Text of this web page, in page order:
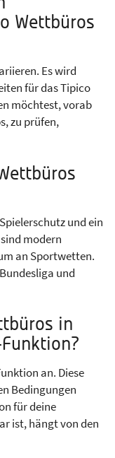
Wettbüros
Es wird
für das Tipico
möchtest, vorab
zu prüfen,
und ein
modern
an Sportwetten.
und
in
an. Diese
Bedingungen
für deine
ist, hängt von den